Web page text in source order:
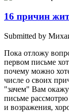
16 причин
Submitted by
Пока отложу
первом письме
почему можно
числе о своих
"зачем" Вам
письме
и возражения,